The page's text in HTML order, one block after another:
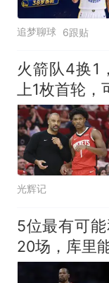
追梦聊球 6跟贴
火箭队4换1
上1枚首轮，
光辉记
5位最有可
20场，库里